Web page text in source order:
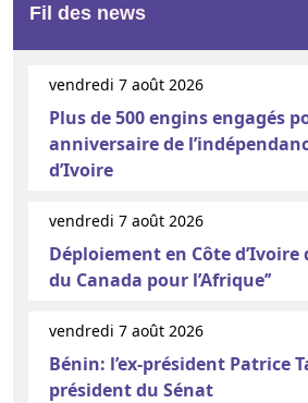
Fil des news
vendredi 7 août 2026
Plus de 500 engins engagés
anniversaire de
d’Ivoire
vendredi 7 août 2026
Déploiement en Côte d’Ivoire
du Canada pour l’Afrique’’
vendredi 7 août 2026
Bénin: l’ex-président Patrice
président du Sénat